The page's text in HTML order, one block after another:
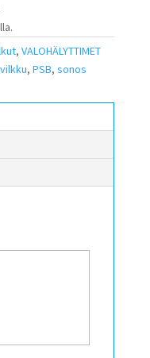
, VALOHÄLYTTIMET
, PSB, sonos